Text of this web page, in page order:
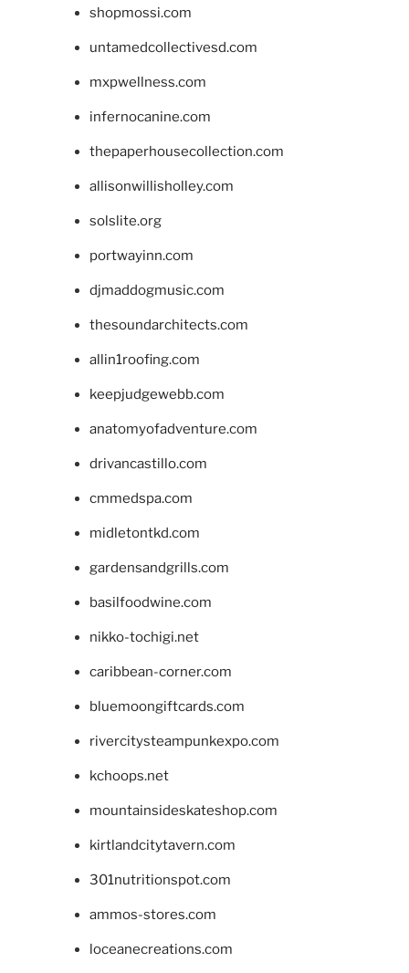
shopmossi.com
untamedcollectivesd.com
mxpwellness.com
infernocanine.com
thepaperhousecollection.com
allisonwillisholley.com
solslite.org
portwayinn.com
djmaddogmusic.com
thesoundarchitects.com
allin1roofing.com
keepjudgewebb.com
anatomyofadventure.com
drivancastillo.com
cmmedspa.com
midletontkd.com
gardensandgrills.com
basilfoodwine.com
nikko-tochigi.net
caribbean-corner.com
bluemoongiftcards.com
rivercitysteampunkexpo.com
kchoops.net
mountainsideskateshop.com
kirtlandcitytavern.com
301nutritionspot.com
ammos-stores.com
loceanecreations.com